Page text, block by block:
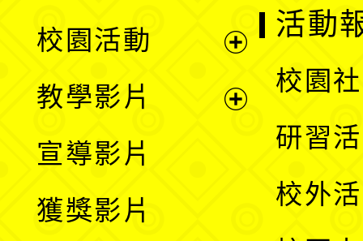
選
校園活動
教學影片
宣導影片
獲獎影片
活動
校園
研習
校外